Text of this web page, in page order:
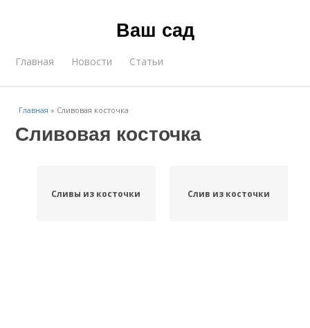
Ваш сад
Главная Новости Статьи
Главная » Сливовая косточка
Сливовая косточка
Сливы из косточки Слив из косточки